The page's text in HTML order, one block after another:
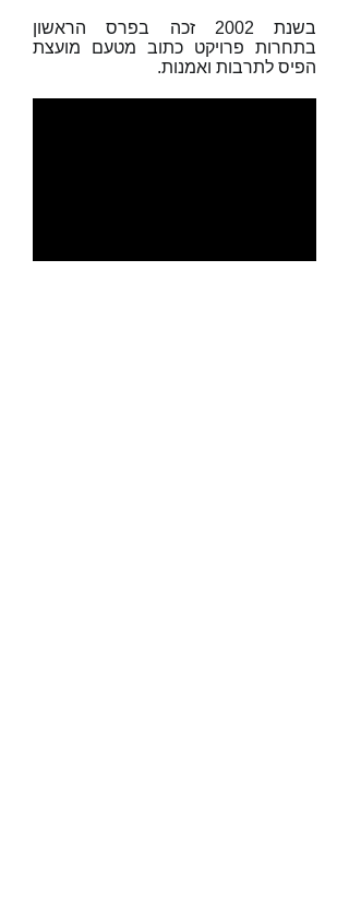
בשנת 2002 זכה בפרס הראשון
בתחרות פרויקט כתוב מטעם מועצת
הפיס לתרבות ואמנות.